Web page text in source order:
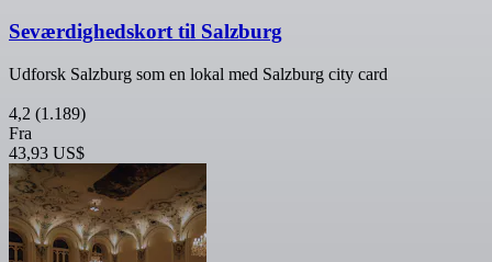
Seværdighedskort til Salzburg
Udforsk Salzburg som en lokal med Salzburg city card
4,2 (1.189)
Fra
43,93 US$